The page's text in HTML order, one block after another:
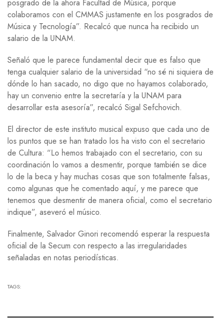
posgrado de la ahora Facultad de Música, porque
colaboramos con el CMMAS justamente en los posgrados de
Música y Tecnología”. Recalcó que nunca ha recibido un
salario de la UNAM.
Señaló que le parece fundamental decir que es falso que
tenga cualquier salario de la universidad “no sé ni siquiera de
dónde lo han sacado, no digo que no hayamos colaborado,
hay un convenio entre la secretaría y la UNAM para
desarrollar esta asesoría”, recalcó Sigal Sefchovich.
El director de este instituto musical expuso que cada uno de
los puntos que se han tratado los ha visto con el secretario
de Cultura: “Lo hemos trabajado con el secretario, con su
coordinación lo vamos a desmentir, porque también se dice
lo de la beca y hay muchas cosas que son totalmente falsas,
como algunas que he comentado aquí, y me parece que
tenemos que desmentir de manera oficial, como el secretario
indique”, aseveró el músico.
Finalmente, Salvador Ginori recomendó esperar la respuesta
oficial de la Secum con respecto a las irregularidades
señaladas en notas periodísticas.
TAGS: